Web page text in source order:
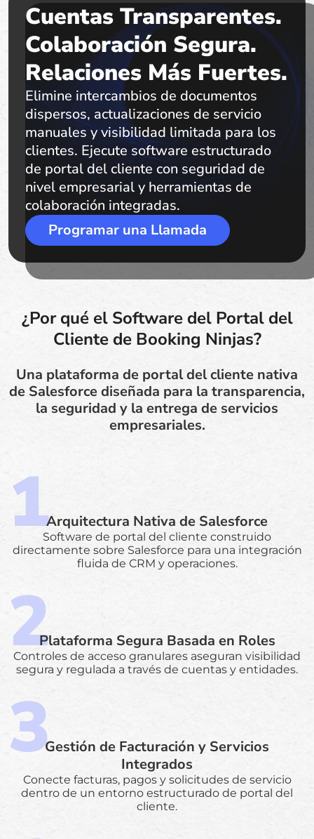
Cuentas Transparentes.
Colaboración Segura.
Relaciones Más Fuertes.
Elimine intercambios de documentos
dispersos, actualizaciones de servicio
manuales y visibilidad limitada para los
clientes. Ejecute software estructurado
de portal del cliente con seguridad de
nivel empresarial y herramientas de
colaboración integradas.
Programar una Llamada
¿Por qué el Software del Portal del
Cliente de Booking Ninjas?
Una plataforma de portal del cliente nativa
de Salesforce diseñada para la transparencia,
la seguridad y la entrega de servicios
empresariales.
Arquitectura Nativa de Salesforce
Software de portal del cliente construido
directamente sobre Salesforce para una integración
fluida de CRM y operaciones.
Plataforma Segura Basada en Roles
Controles de acceso granulares aseguran visibilidad
segura y regulada a través de cuentas y entidades.
Gestión de Facturación y Servicios
Integrados
Conecte facturas, pagos y solicitudes de servicio
dentro de un entorno estructurado de portal del
cliente.